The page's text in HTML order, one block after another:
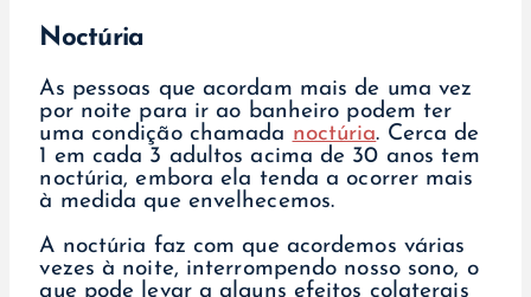
Noctúria
As pessoas que acordam mais de uma vez
por noite para ir ao banheiro podem ter
uma condição chamada noctúria. Cerca de
1 em cada 3 adultos acima de 30 anos tem
noctúria, embora ela tenda a ocorrer mais
à medida que envelhecemos.
A noctúria faz com que acordemos várias
vezes à noite, interrompendo nosso sono, o
que pode levar a alguns efeitos colaterais